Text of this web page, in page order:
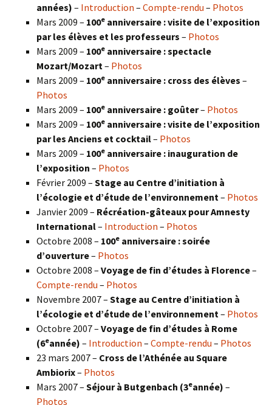
années) – Introduction – Compte-rendu – Photos
Mars 2009 – 100e anniversaire : visite de l’exposition
par les élèves et les professeurs – Photos
Mars 2009 – 100e anniversaire : spectacle
Mozart/Mozart– Photos
Mars 2009 – 100e anniversaire : cross des élèves –
Photos
Mars 2009 – 100e anniversaire : goûter– Photos
Mars 2009 – 100e anniversaire : visite de l’exposition
par les Anciens et cocktail– Photos
Mars 2009 – 100e anniversaire : inauguration de
l’exposition – Photos
Février 2009 – Stage au Centre d’initiation à
l’écologie et d’étude de l’environnement– Photos
Janvier 2009 – Récréation-gâteaux pour Amnesty
International– Introduction – Photos
Octobre 2008 – 100e anniversaire : soirée
d’ouverture– Photos
Octobre 2008 – Voyage de fin d’études à Florence–
Compte-rendu – Photos
Novembre 2007 – Stage au Centre d’initiation à
l’écologie et d’étude de l’environnement– Photos
Octobre 2007 – Voyage de fin d’études à Rome
(6eannée) – Introduction – Compte-rendu – Photos
23 mars 2007 – Cross de l’Athénée au Square
Ambiorix– Photos
Mars 2007 – Séjour à Butgenbach (3eannée) –
Photos